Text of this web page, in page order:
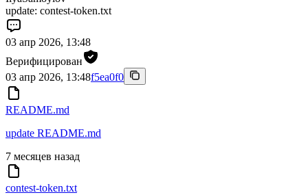
update: contest-token.txt
03 апр 2026, 13:48
Верифицирован
03 апр 2026, 13:48f5ea0f0
README.md
update README.md
7 месяцев назад
contest-token.txt